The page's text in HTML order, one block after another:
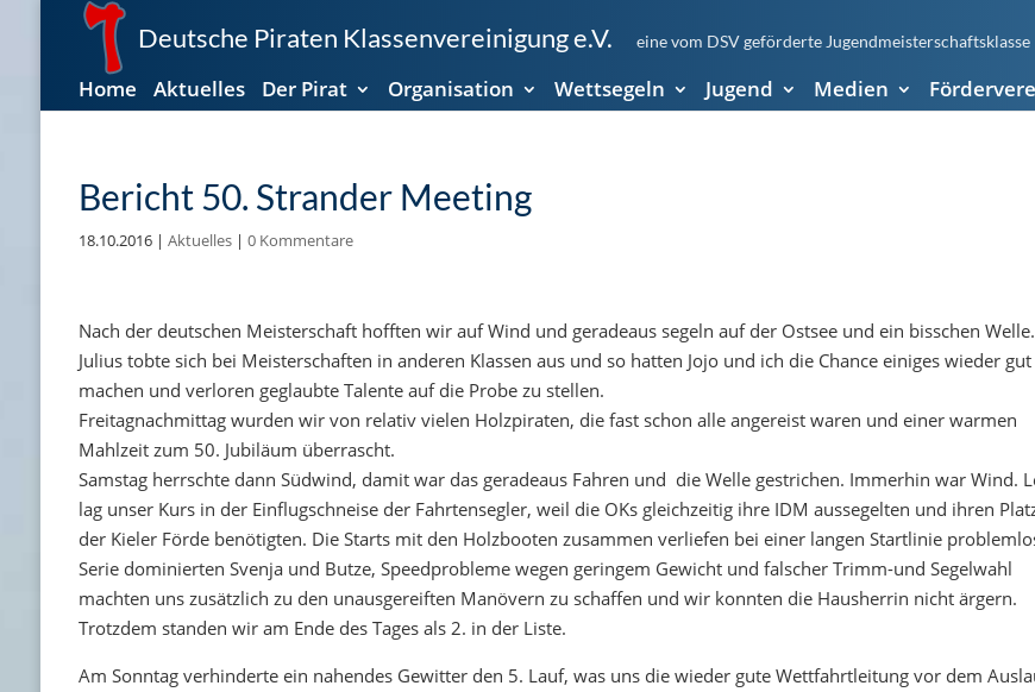
Deutsche Piraten Klassenvereinigung e.V. eine vom DSV geförderte Jugendmeisterschaftsklasse
Home Aktuelles Der Pirat Organisation Wettsegeln Jugend Medien
Bericht 50. Strander Meeting
18.10.2016| Aktuelles| 0 Kommentare
Nach der deutschen Meisterschaft hofften wir auf Wind und geradeaus segeln auf der Ostsee und ein bisschen Welle.
Julius tobte sich bei Meisterschaften in anderen Klassen aus und so hatten Jojo und ich die Chance einiges wieder gut
machen und verloren geglaubte Talente auf die Probe zu stellen.
Freitagnachmittag wurden wir von relativ vielen Holzpiraten, die fast schon alle angereist waren und einer warmen
Mahlzeit zum 50. Jubiläum überrascht.
Samstag herrschte dann Südwind, damit war das geradeaus Fahren und die Welle gestrichen. Immerhin war Wind.
lag unser Kurs in der Einflugschneise der Fahrtensegler, weil die OKs gleichzeitig ihre IDM aussegelten und ihren
der Kieler Förde benötigten. Die Starts mit den Holzbooten zusammen verliefen bei einer langen Startlinie
Serie dominierten Svenja und Butze, Speedprobleme wegen geringem Gewicht und falscher Trimm-und Segelwahl
machten uns zusätzlich zu den unausgereiften Manövern zu schaffen und wir konnten die Hausherrin nicht ärgern.
Trotzdem standen wir am Ende des Tages als 2. in der Liste.
Am Sonntag verhinderte ein nahendes Gewitter den 5. Lauf, was uns die wieder gute Wettfahrtleitung vor dem